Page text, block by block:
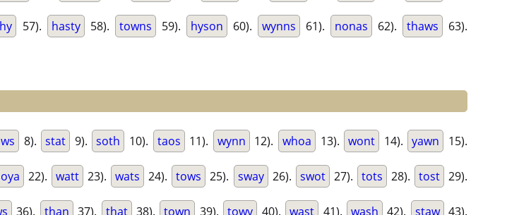
57). hasty 58). towns 59). hyson 60). wynns 61). nonas 62). thaws 63).
8). stat 9). soth 10). taos 11). wynn 12). whoa 13). wont 14). yawn 15).
22). watt 23). wats 24). tows 25). sway 26). swot 27). tots 28). tost 29).
36). than 37). that 38). town 39). towy 40). wast 41). wash 42). staw 43).